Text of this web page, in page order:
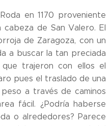
en 1170 proveniente
de San Valero. El
de Zaragoza, con un
a buscar la tan preciada
que trajeron con ellos el
pues el traslado de una
a través de caminos
fácil. ¿Podría haberse
o alrededores? Parece